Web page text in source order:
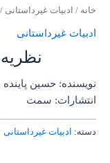
خانه / ادبیات غیرداستانی
ادبیات غیرداستانی
نویسنده: حسین پاینده
انتشارات: سمت
دسته: ادبیات غیرداستانی